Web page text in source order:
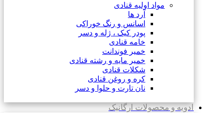
مواد اولیه قنادی
آرد ها
اسانس و رنگ خوراکی
پودر کیک ، ژله و دسر
خامه قنادی
خمیر فوندانت
خمیر مایه و رشته قنادی
شکلات قنادی
کره و روغن قنادی
نان تارت و حلوا و دسر
ادویه و محصولات ارگانیک